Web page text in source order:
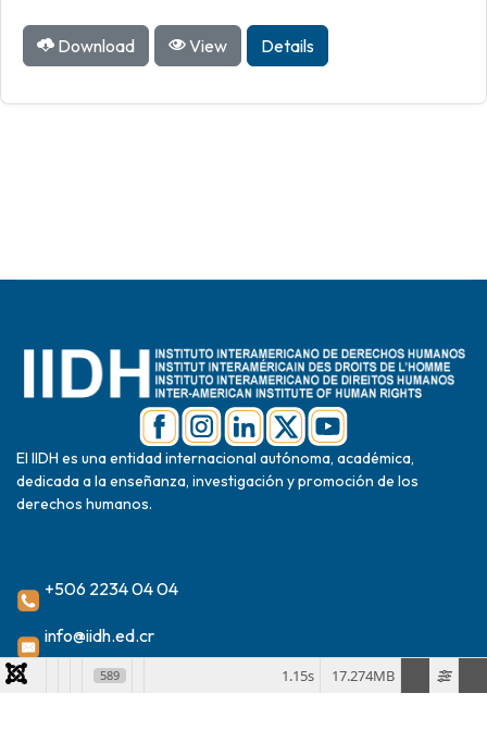
Download View Details
El IIDH es una entidad internacional autónoma, académica,
dedicada a la enseñanza, investigación y promoción de los
derechos humanos.
+506 2234 04 04
info@iidh.ed.cr
2024 Instituto Interamericano de Derechos Humanos
589 17.274MB
1.15s